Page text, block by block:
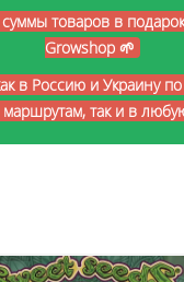
суммы товаров в
Growshop 🌱
в Россию и Украину
так и в